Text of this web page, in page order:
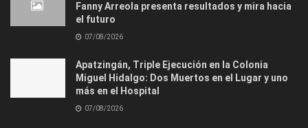
Fanny Arreola presenta resultados y mira hacia
el futuro
07/08/2026
Apatzingán, Triple Ejecución en la Colonia
Miguel Hidalgo: Dos Muertos en el Lugar y uno
más en el Hospital
07/08/2026